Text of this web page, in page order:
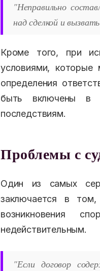
"Неправильно
над сделкой и
Кроме того, при
условиями, которые
определения
быть включены в
последствиям.
Проблемы с
Один из самых
заключается в
возникновения
недействительным.
"Если договор